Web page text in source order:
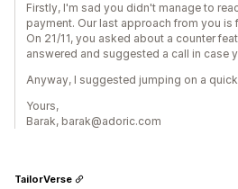
Firstly, I'm sad you didn't manage to
payment. Our last approach from you is
On 21/11, you asked about a counter
answered and suggested a call in case
Anyway, I suggested jumping on a
Yours,
Barak, barak@adoric.com
TailorVerse